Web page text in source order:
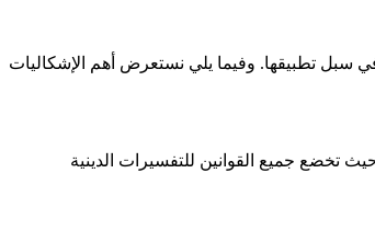
سبل تطبيقها. وفيما يلي نستعرض أهم الإشكاليات
تخضع جميع القوانين للتفسيرات الدينية